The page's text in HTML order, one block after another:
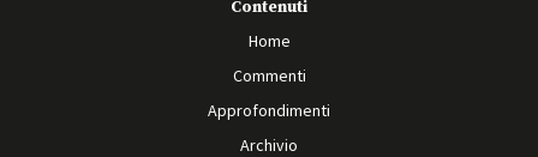
Contenuti
Home
Commenti
Approfondimenti
Archivio